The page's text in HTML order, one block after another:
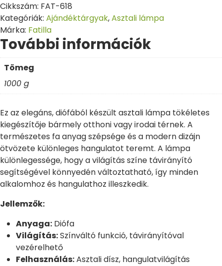
Cikkszám: FAT-618
Kategóriák: Ajándéktárgyak,Asztali lámpa
Márka: Fatilla
További információk
Tömeg
1000 g
Ez az elegáns, diófából készült asztali lámpa tökéletes
kiegészítője bármely otthoni vagy irodai térnek. A
természetes fa anyag szépsége és a modern dizájn
ötvözete különleges hangulatot teremt. A lámpa
különlegessége, hogy a világítás színe távirányító
segítségével könnyedén változtatható, így minden
alkalomhoz és hangulathoz illeszkedik.
Jellemzők:
Anyaga: Diófa
Világítás:Színváltó funkció, távirányítóval
vezérelhető
Felhasználás:Asztali dísz, hangulatvilágítás